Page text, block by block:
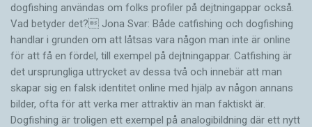
dogfishing användas om folks profiler på dejtningappar också.
Vad betyder det? Jona Svar: Både catfishing och dogfishing
handlar i grunden om att låtsas vara någon man inte är online
för att få en fördel, till exempel på dejtningappar. Catfishing är
det ursprungliga uttrycket av dessa två och innebär att man
skapar sig en falsk identitet online med hjälp av någon annans
bilder, ofta för att verka mer attraktiv än man faktiskt är.
Dogfishing är troligen ett exempel på analogibildning där ett nytt